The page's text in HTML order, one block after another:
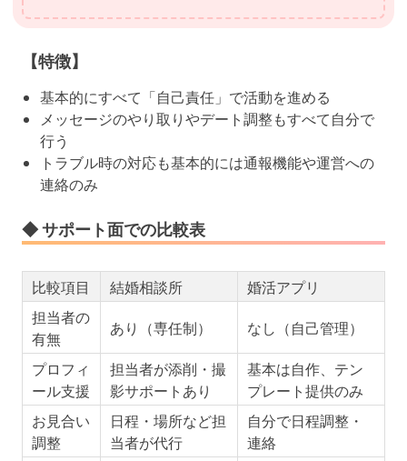
【特徴】
基本的にすべて「自己責任」で活動を進める
メッセージのやり取りやデート調整もすべて自分で
行う
トラブル時の対応も基本的には通報機能や運営への
連絡のみ
◆ サポート面での比較表
比較項目 結婚相談所
婚活アプリ
担当者の
有無
あり（専任制） なし（自己管理）
プロフィ
ール支援
担当者が添削・撮
影サポートあり
基本は自作、テン
プレート提供のみ
お見合い
調整
日程・場所など担
当者が代行
自分で日程調整・
連絡